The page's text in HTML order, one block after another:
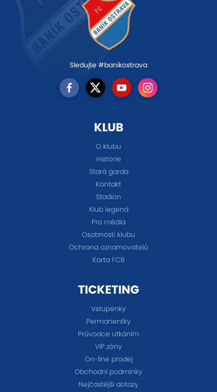
Sledujte #banikostrava
KLUB
O klubu
Historie
Stará garda
Kontakt
Stadion
Klub legend
Pro média
Osobnosti klubu
Ochrana oznamovatelů
Karta FCB
TICKETING
Vstupenky
Permanentky
Průvodce utkáním
VIP zóny
On-line prodej
Obchodní podmínky
Nejčastější dotazy